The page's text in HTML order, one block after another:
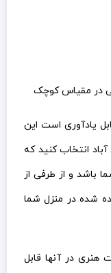
در مقیاس کوچک
یادآوری است این
انتخاب کنید که
باشد و از طرفی از
شده در منزل شما
هنری در آنها قابل